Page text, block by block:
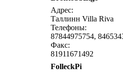
Адрес:
Таллинн Villa Riva
Телефоны:
87844975754,
Факс:
81911671492
FolleckPi